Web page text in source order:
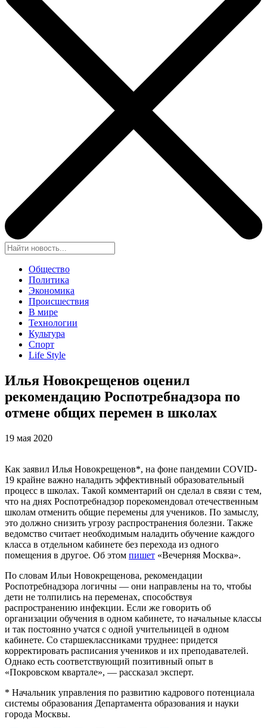
Общество
Политика
Экономика
Происшествия
В мире
Технологии
Культура
Спорт
Life Style
Илья Новокрещенов оценил
рекомендацию Роспотребнадзора по
отмене общих перемен в школах
19 мая 2020
Как заявил Илья Новокрещенов*, на фоне пандемии COVID-
19 крайне важно наладить эффективный образовательный
процесс в школах. Такой комментарий он сделал в связи с тем,
что на днях Роспотребнадзор порекомендовал отечественным
школам отменить общие перемены для учеников. По замыслу,
это должно снизить угрозу распространения болезни. Также
ведомство считает необходимым наладить обучение каждого
класса в отдельном кабинете без перехода из одного
помещения в другое. Об этом пишет «Вечерняя Москва».
По словам Ильи Новокрещенова, рекомендации
Роспотребнадзора логичны — они направлены на то, чтобы
дети не толпились на переменах, способствуя
распространению инфекции. Если же говорить об
организации обучения в одном кабинете, то начальные классы
и так постоянно учатся с одной учительницей в одном
кабинете. Со старшеклассниками труднее: придется
корректировать расписания учеников и их преподавателей.
Однако есть соответствующий позитивный опыт в
«Покровском квартале», — рассказал эксперт.
* Начальник управления по развитию кадрового потенциала
системы образования Департамента образования и науки
города Москвы.